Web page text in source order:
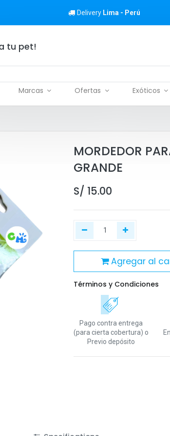
Delivery Lima - Perú
tu pet!
Marcas Ofertas Exóticos
MORDEDOR
GRANDE
S/ 15.00
Agregar al
Términos y Condiciones
Pago contra entrega
(para cierta cobertura) o
Previo depósito